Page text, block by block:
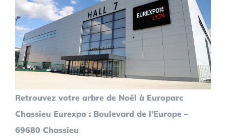
Retrouvez votre arbre de Noël à Europarc
Chassieu Eurexpo : Boulevard de l’Europe –
69680 Chassieu